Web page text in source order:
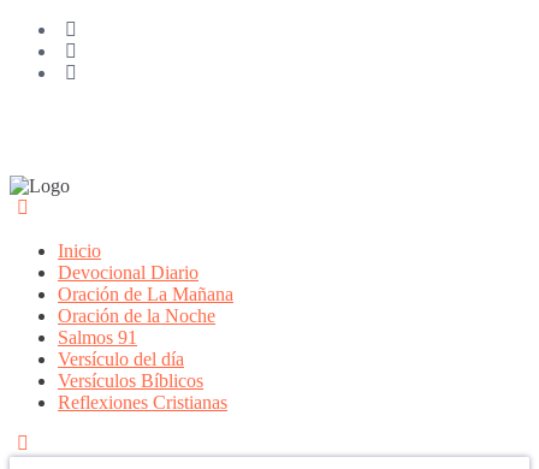
Inicio
Devocional Diario
Oración de La Mañana
Oración de la Noche
Salmos 91
Versículo del día
Versículos Bíblicos
Reflexiones Cristianas